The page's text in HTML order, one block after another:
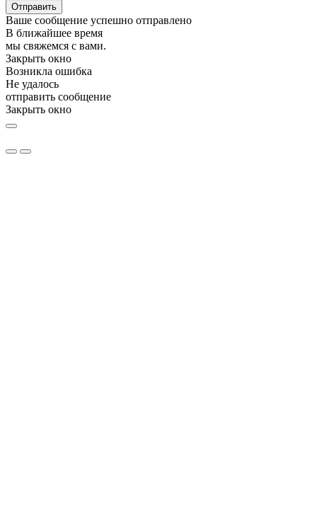
Отправить
Ваше сообщение успешно отправлено
В ближайшее время
мы свяжемся с вами.
Закрыть окно
Возникла ошибка
Не удалось
отправить сообщение
Закрыть окно